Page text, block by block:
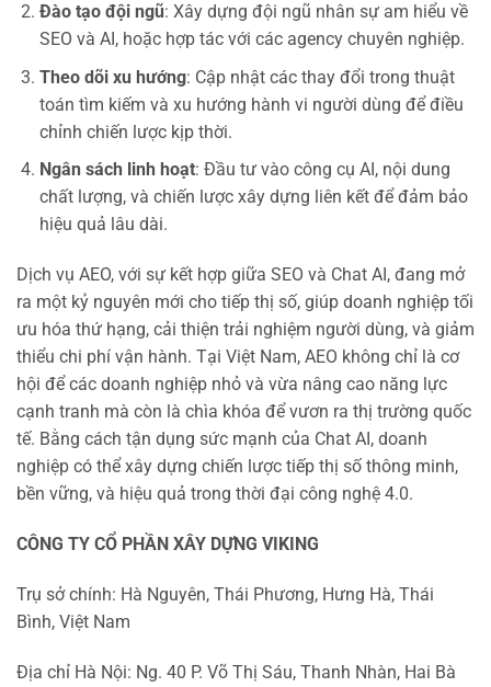
Đào tạo đội ngũ: Xây dựng đội ngũ nhân sự am hiểu về
SEO và AI, hoặc hợp tác với các agency chuyên nghiệp.
Theo dõi xu hướng: Cập nhật các thay đổi trong thuật
toán tìm kiếm và xu hướng hành vi người dùng để điều
chỉnh chiến lược kịp thời.
Ngân sách linh hoạt: Đầu tư vào công cụ AI, nội dung
chất lượng, và chiến lược xây dựng liên kết để đảm bảo
hiệu quả lâu dài.
Dịch vụ AEO, với sự kết hợp giữa SEO và Chat AI, đang mở
ra một kỷ nguyên mới cho tiếp thị số, giúp doanh nghiệp tối
ưu hóa thứ hạng, cải thiện trải nghiệm người dùng, và giảm
thiểu chi phí vận hành. Tại Việt Nam, AEO không chỉ là cơ
hội để các doanh nghiệp nhỏ và vừa nâng cao năng lực
cạnh tranh mà còn là chìa khóa để vươn ra thị trường quốc
tế. Bằng cách tận dụng sức mạnh của Chat AI, doanh
nghiệp có thể xây dựng chiến lược tiếp thị số thông minh,
bền vững, và hiệu quả trong thời đại công nghệ 4.0.
CÔNG TY CỔ PHẦN XÂY DỰNG VIKING
Trụ sở chính: Hà Nguyên, Thái Phương, Hưng Hà, Thái
Bình, Việt Nam
Địa chỉ Hà Nội: Ng. 40 P. Võ Thị Sáu, Thanh Nhàn, Hai Bà